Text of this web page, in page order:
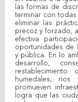
las formas de
terminar con todas
eliminar las
precoz y forzado,
efectiva
oportunidades de
y pública. En lo
desarrollo,
restablecimiento
humedales,
promueven
logra que las